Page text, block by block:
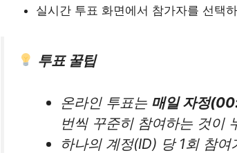
실시간 투표 화면에서 참가자를 선택
투표 꿀팁
온라인 투표는 매일 자정
번씩 꾸준히 참여하는 것이
하나의 계정(ID) 당 1회 참